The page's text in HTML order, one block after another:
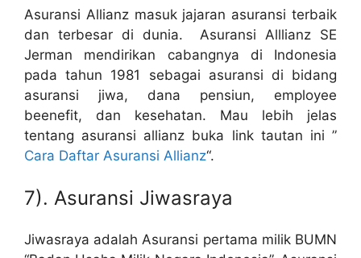
Asuransi Allianz masuk jajaran asuransi terbaik
dan terbesar di dunia. Asuransi Alllianz SE
Jerman mendirikan cabangnya di Indonesia
pada tahun 1981 sebagai asuransi di bidang
asuransi jiwa, dana pensiun, employee
beenefit, dan kesehatan. Mau lebih jelas
tentang asuransi allianz buka link tautan ini ”
Cara Daftar Asuransi Allianz“.
7). Asuransi Jiwasraya
Jiwasraya adalah Asuransi pertama milik BUMN